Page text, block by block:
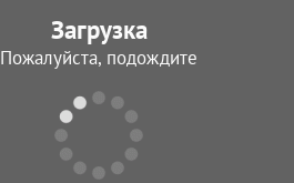
Загрузка
Пожалуйста, подождите